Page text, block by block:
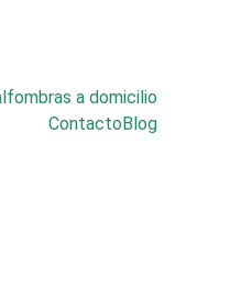
a domicilio
ContactoBlog